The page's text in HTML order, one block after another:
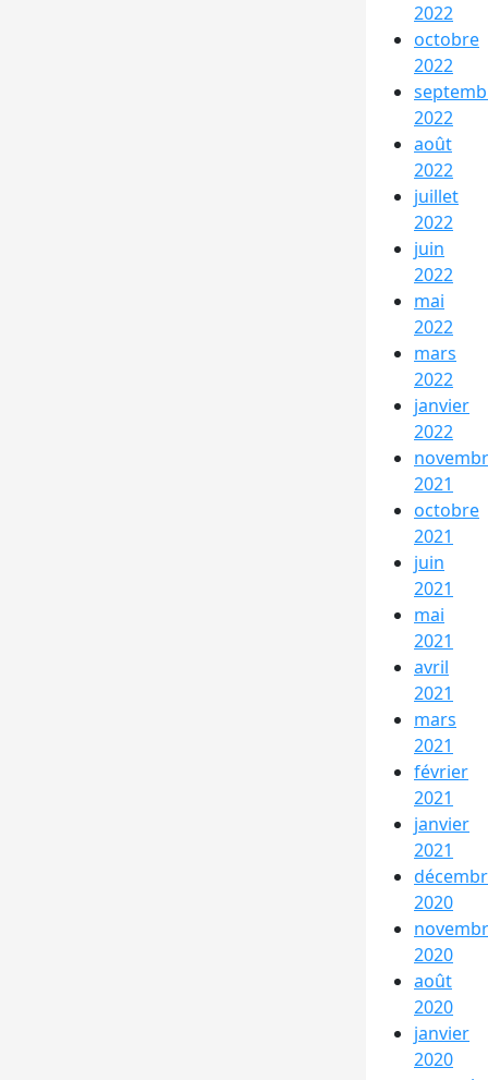
2022
octobre
2022
2022
août
2022
juillet
2022
juin
2022
mai
2022
mars
2022
janvier
2022
2021
octobre
2021
juin
2021
mai
2021
avril
2021
mars
2021
février
2021
janvier
2021
2020
2020
août
2020
janvier
2020